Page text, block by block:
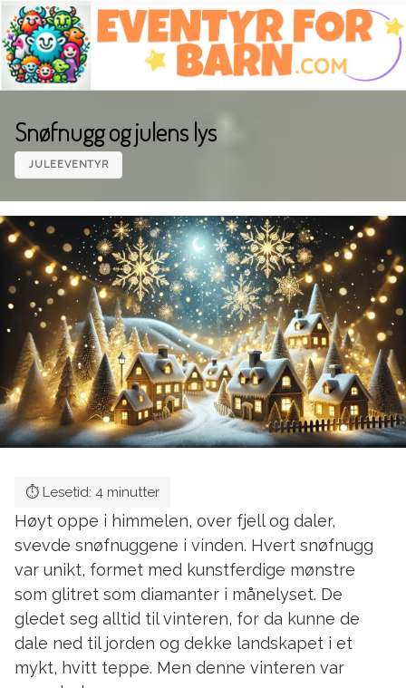
Skip
to
content
JULEEVENTYR
Snøfnugg og julens lys
Høyt oppe i himmelen, over fjell og daler,
svevde snøfnuggene i vinden. Hvert snøfnugg
var unikt, formet med kunstferdige mønstre
som glitret som diamanter i månelyset. De
gledet seg alltid til vinteren, for da kunne de
dale ned til jorden og dekke landskapet i et
mykt, hvitt teppe. Men denne vinteren var